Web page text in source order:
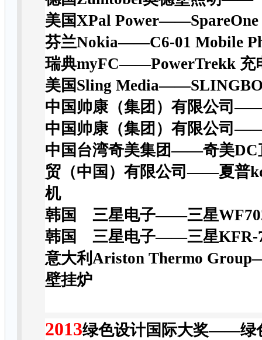
美国XPal Power——SpareOne
芬兰Nokia——C6-01 Mobile
瑞典myFC——PowerTrekk 充
美国Sling
中国帅康（集团）有限公司
中国帅康（集团）有限公司
中国台湾奇美集团——奇美DC
贸（中国）有限公司——夏普
机
韩国 三星电子——三星
韩国 三星电子——三星KFR-
意大利Ariston Thermo
壁挂炉
2013绿色设计国际大奖——绿